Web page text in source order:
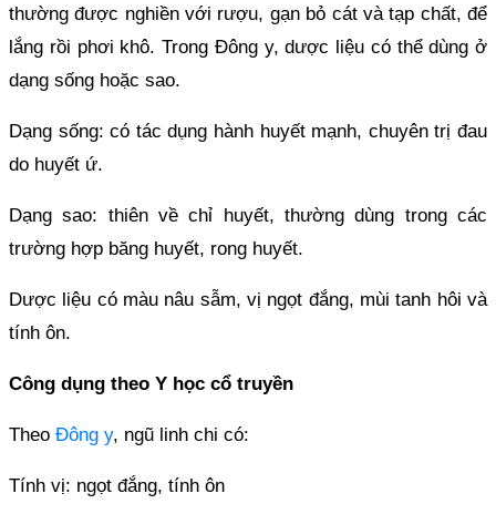
thường được nghiền với rượu, gạn bỏ cát và tạp chất, để
lắng rồi phơi khô. Trong Đông y, dược liệu có thể dùng ở
dạng sống hoặc sao.
Dạng sống: có tác dụng hành huyết mạnh, chuyên trị đau
do huyết ứ.
Dạng sao: thiên về chỉ huyết, thường dùng trong các
trường hợp băng huyết, rong huyết.
Dược liệu có màu nâu sẫm, vị ngọt đắng, mùi tanh hôi và
tính ôn.
Công dụng theo Y học cổ truyền
Theo Đông y, ngũ linh chi có:
Tính vị: ngọt đắng, tính ôn